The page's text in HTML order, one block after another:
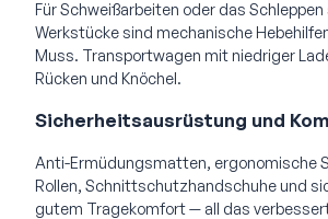
Für Schweißarbeiten oder das
Werkstücke sind mechanische
Muss. Transportwagen mit niedriger
Rücken und Knöchel.
Sicherheitsausrüstung und
Anti-Ermüdungsmatten, ergonomische
Rollen, Schnittschutzhandschuhe und
gutem Tragekomfort — all das